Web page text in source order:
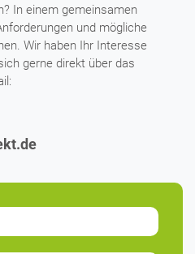
In einem gemeinsamen
und mögliche
Wir haben Ihr Interesse
gerne direkt über das